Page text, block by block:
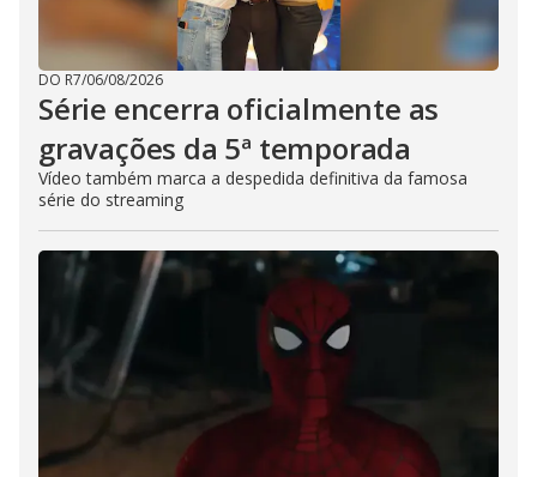
DO R7/06/08/2026
Série encerra oficialmente as
gravações da 5ª temporada
Vídeo também marca a despedida definitiva da famosa
série do streaming